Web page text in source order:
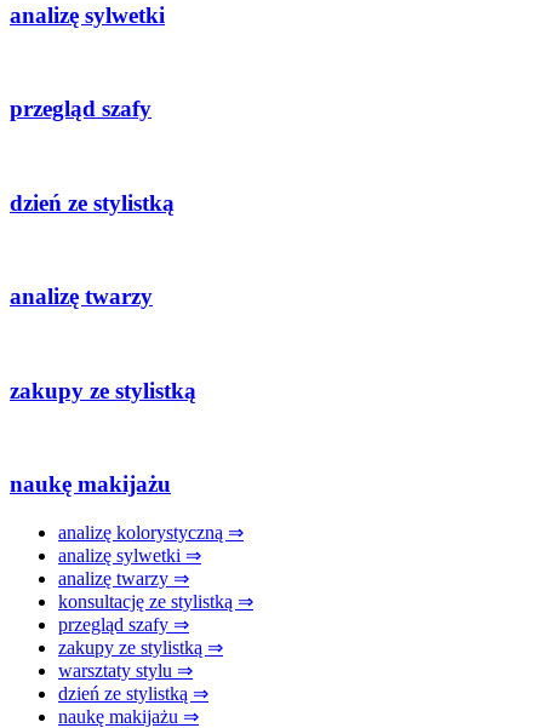
analizę sylwetki
przegląd szafy
dzień ze stylistką
analizę twarzy
zakupy ze stylistką
naukę makijażu
analizę kolorystyczną ⇒
analizę sylwetki ⇒
analizę twarzy ⇒
konsultację ze stylistką ⇒
przegląd szafy ⇒
zakupy ze stylistką ⇒
warsztaty stylu ⇒
dzień ze stylistką ⇒
naukę makijażu ⇒